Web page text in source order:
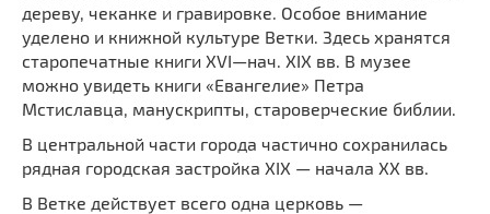
дереву, чеканке и гравировке. Особое внимание
уделено и книжной культуре Ветки. Здесь хранятся
старопечатные книги XVI—нач. XIX вв. В музее
можно увидеть книги «Евангелие» Петра
Мстиславца, манускрипты, староверческие библии.
В центральной части города частично сохранилась
рядная городская застройка XIX — начала XX вв.
В Ветке действует всего одна церковь —